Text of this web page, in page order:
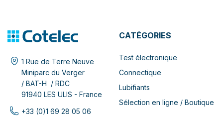
1 Rue de Terre Neuve
Miniparc du Verger
/ BAT-H / RDC
91940 LES ULIS - France
+33 (0)1 69 28 05 06
CATÉGORIES
Test électronique
Connectique
Lubifiants
Sélection en ligne / Boutique